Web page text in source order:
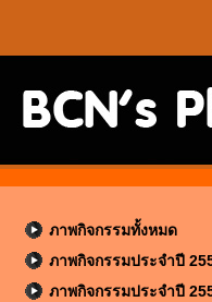
ภาพกิจกรรมทั้งหมด
ภาพกิจกรรมประจำปี
ภาพกิจกรรมประจำปี